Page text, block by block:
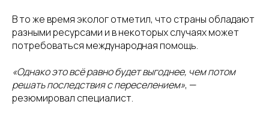
В то же время эколог отметил, что страны обладают
разными ресурсами и в некоторых случаях может
потребоваться международная помощь.
«Однако это всё равно будет выгоднее, чем потом
решать последствия с переселением», —
резюмировал специалист.